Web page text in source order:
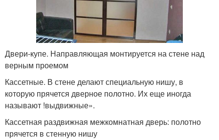
Двери-купе. Направляющая монтируется на стене над
верным проемом
Кассетные. В стене делают специальную нишу, в
которую прячется дверное полотно. Их еще иногда
называют !выдвижные».
Кассетная раздвижная межкомнатная дверь: полотно
прячется в стенную нишу